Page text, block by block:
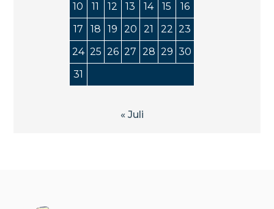
10
11 12 13 14 15
16
17
18 19 20 21 22 23
24 25 26 27 28 29 30
31
« Juli